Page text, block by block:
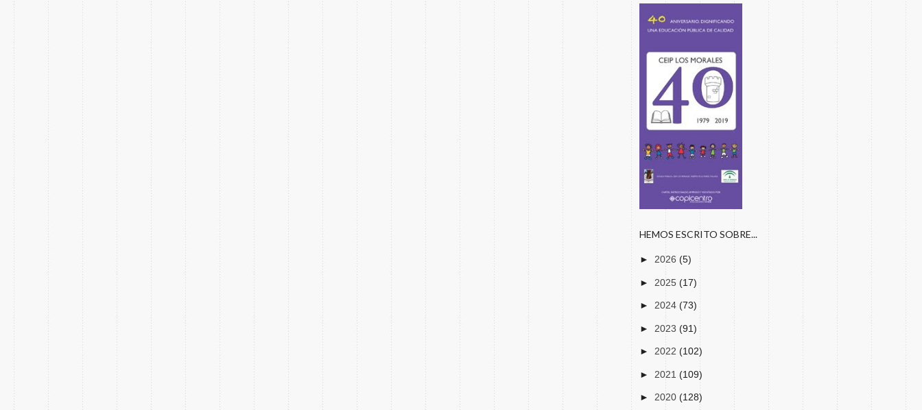
HEMOS ESCRITO SOBRE...
► 2026 (5)
► 2025 (17)
► 2024 (73)
► 2023 (91)
► 2022 (102)
► 2021 (109)
► 2020 (128)